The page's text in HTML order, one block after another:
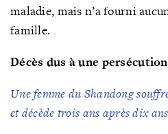
maladie, mais n’a fourni
famille.
Décès dus à une
Une femme du Shandong
et décède trois ans après dix